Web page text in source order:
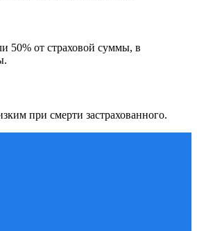
50% от страховой суммы, в
при смерти застрахованного.